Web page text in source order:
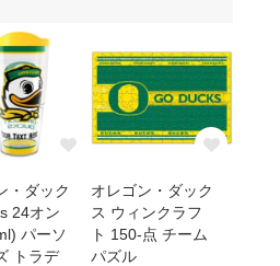
・ダック
24オン
パーソ
トラデ
オレゴン・ダック
ス ウィンクラフ
ト 150-点 チーム
パズル